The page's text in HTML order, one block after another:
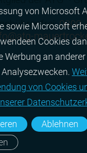
0800
von Micro­soft
sowie Micro­soft
Cookies
Wer­bung an
von Cookies
Ablehnen